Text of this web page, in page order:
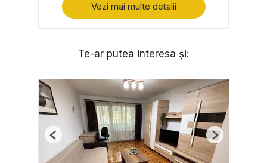
Vezi mai multe detalii
Te-ar putea interesa și:
Previous Next